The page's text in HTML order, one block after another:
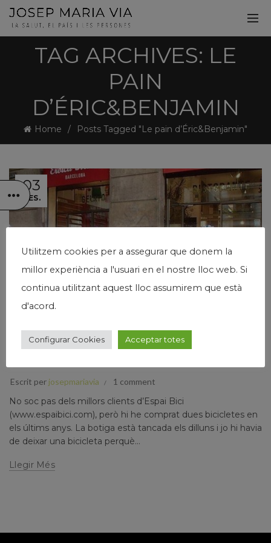
TAG ARCHIVES: LE
PAIN
D’ÉRIC&BENJAMIN
Home Posts Tagged "Le pain d’Éric&Benjamin"
03
DES.
EROICA CAFFÈ, UN ESPAI MOLT ESPECIAL I MÀGIC
Escrit per josepmariavia 1 comment
No soc pas dels millors clients d’Espai Bici
(www.espaibici.com), però hi he comprat dues bicicletes en
els últims anys. La botiga està tancada els dilluns i jo hi havia
de deixar una bicicleta perquè...
Llegir Més
Utilitzem cookies per a assegurar que donem la
millor experiència a l'usuari en el nostre lloc web. Si
continua utilitzant aquest lloc assumirem que està
d'acord.
Configurar Cookies Acceptar totes